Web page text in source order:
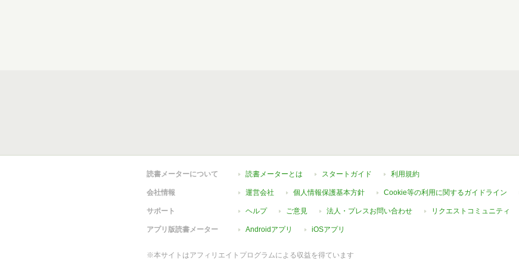
読書メーターについて 読書メーターとは スタートガイド 利用規約
会社情報 運営会社 個人情報保護基本方針 Cookie等の利用に関するガイドライン
サポート ヘルプ ご意見 法人・プレスお問い合わせ リクエストコミュニティ
アプリ版読書メーター Androidアプリ iOSアプリ
※本サイトはアフィリエイトプログラムによる収益を得ています